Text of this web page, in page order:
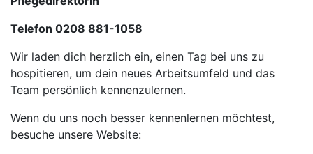
Telefon 0208 881-1058
Wir laden dich herzlich ein, einen Tag bei uns zu
hospitieren, um dein neues Arbeitsumfeld und das
Team persönlich kennenzulernen.
Wenn du uns noch besser kennenlernen möchtest,
besuche unsere Website: